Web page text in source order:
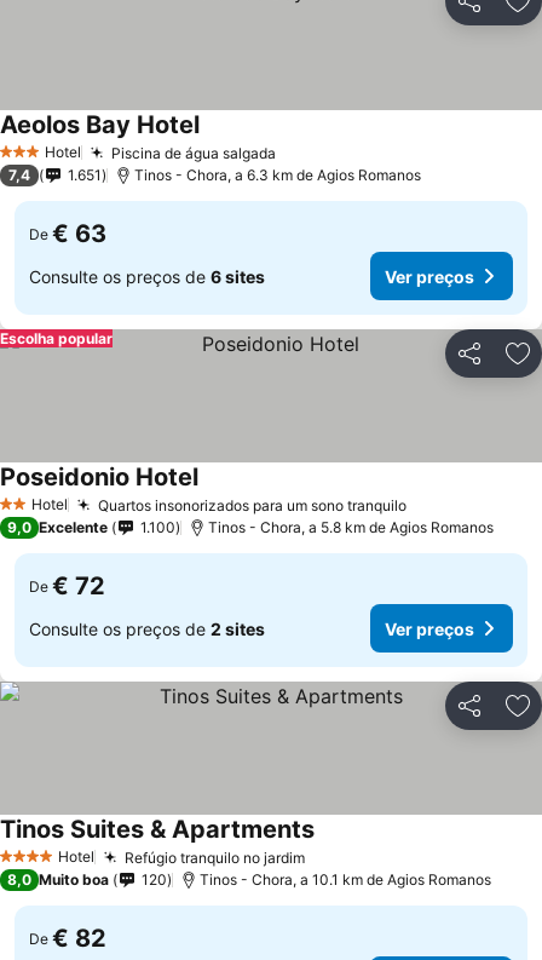
Partilhar
3 EstrelasHotel Piscina de água salgada
Aeolos Bay Hotel
7,4 1.651 Tinos - Chora, a 6.3 km de Agios Romanos
De € 63
Consulte os preços de 6 sites Ver preços
Partilhar
Escolha popular
2 Estrelas
Hotel Quartos insonorizados para um sono tranquilo
Poseidonio Hotel
9,0 Excelente 1.100 Tinos - Chora, a 5.8 km de Agios Romanos
De € 72
Consulte os preços de 2 sites Ver preços
Partilhar
4 EstrelasHotel Refúgio tranquilo no jardim
Tinos Suites & Apartments
8,0 Muito boa 120 Tinos - Chora, a 10.1 km de Agios Romanos
De € 82